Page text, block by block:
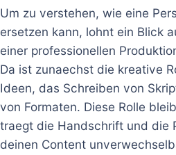
Um zu verstehen, wie eine
ersetzen kann, lohnt ein Blick
einer professionellen
Da ist zunaechst die kreative
Ideen, das Schreiben von
von Formaten. Diese Rolle
traegt die Handschrift und die
deinen Content